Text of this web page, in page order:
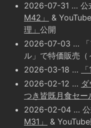
2026-07-31 … 公
M42」
&
理」 公開
2026-07-03 … 「
ル」で特価販売（
2026-03-18 …
2026-02-12 …
つき皆既月食セー
2026-02-04 … 公
M31」
&